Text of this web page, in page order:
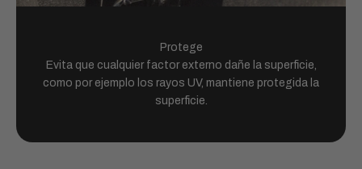
Protege
Evita que cualquier factor externo dañe la superficie,
como por ejemplo los rayos UV, mantiene protegida la
superficie.